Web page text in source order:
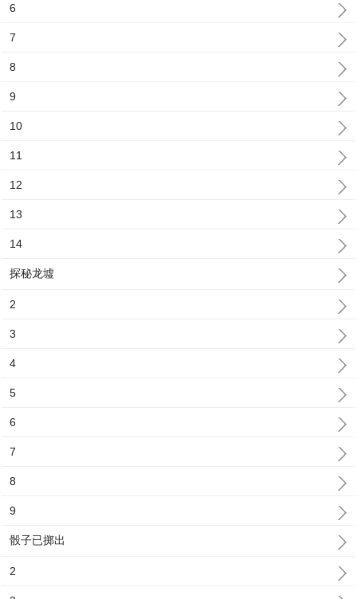
6
7
8
9
10
11
12
13
14
探秘龙墟
2
3
4
5
6
7
8
9
骰子已掷出
2